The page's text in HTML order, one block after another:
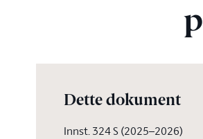
Dette dokument
Innst. 324 S (2025–2026)